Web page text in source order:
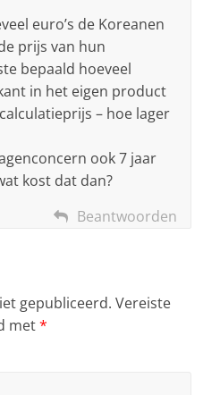
euro’s de Koreanen
prijs van hun
bepaald hoeveel
in het eigen product
– hoe lager
ook 7 jaar
kost dat dan?
Beantwoorden
gepubliceerd. Vereiste
met*